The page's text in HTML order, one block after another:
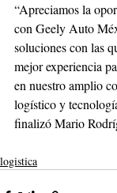
“Apreciamos la
con Geely Auto
soluciones con las
mejor experiencia
en nuestro amplio
logístico y
finalizó Mario
logistica